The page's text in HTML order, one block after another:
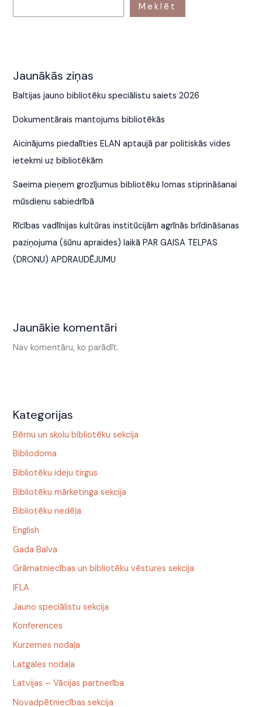
Meklēt
Jaunākās ziņas
Baltijas jauno bibliotēku speciālistu saiets 2026
Dokumentārais mantojums bibliotēkās
Aicinājums piedalīties ELAN aptaujā par politiskās vides
ietekmi uz bibliotēkām
Saeima pieņem grozījumus bibliotēku lomas stiprināšanai
mūsdienu sabiedrībā
Rīcības vadlīnijas kultūras institūcijām agrīnās brīdināšanas
paziņojuma (šūnu apraides) laikā PAR GAISA TELPAS
(DRONU) APDRAUDĒJUMU
Jaunākie komentāri
Nav komentāru, ko parādīt.
Kategorijas
Bērnu un skolu bibliotēku sekcija
Bibliodoma
Bibliotēku ideju tirgus
Bibliotēku mārketinga sekcija
Bibliotēku nedēļa
English
Gada Balva
Grāmatniecības un bibliotēku vēstures sekcija
IFLA
Jauno speciālistu sekcija
Konferences
Kurzemes nodaļa
Latgales nodaļa
Latvijas – Vācijas partnerība
Novadpētniecības sekcija